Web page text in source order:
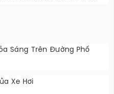
Sáng Trên Đường Phố
Xe Hơi